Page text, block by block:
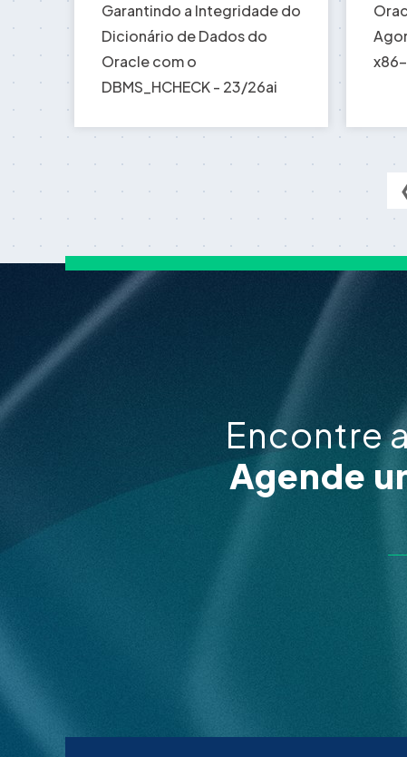
Garantindo a Integridade do
Dicionário de Dados do
Oracle com o
DBMS_HCHECK - 23/26ai
Encontre
Agende